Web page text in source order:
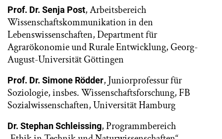
Prof. Dr. Senja Post, Arbeitsbereich
Wissenschaftskommunikation in den
Lebenswissenschaften, Department für
Agrarökonomie und Rurale Entwicklung, Georg-
August-Universität Göttingen
Prof. Dr. Simone Rödder, Juniorprofessur für
Soziologie, insbes. Wissenschaftsforschung, FB
Sozialwissenschaften, Universität Hamburg
Dr. Stephan Schleissing, Programmbereich